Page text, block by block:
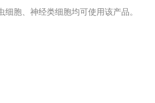
胞、神经类细胞均可使用该产品。